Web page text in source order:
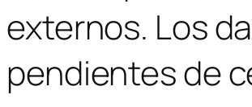
externos. Los
pendientes de